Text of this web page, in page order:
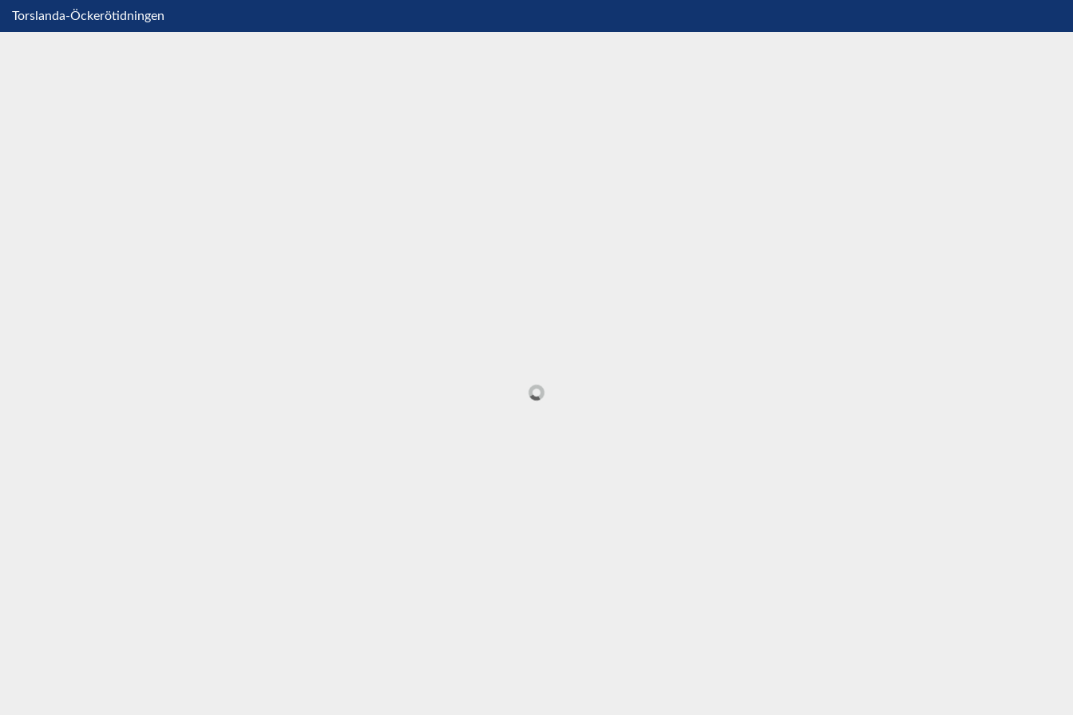
Torslanda-Öckerötidningen